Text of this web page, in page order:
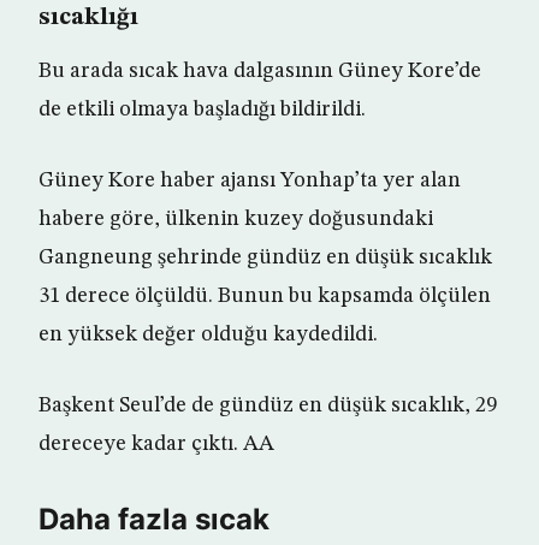
sıcaklığı
Bu arada sıcak hava dalgasının Güney Kore’de
de etkili olmaya başladığı bildirildi.
Güney Kore haber ajansı Yonhap’ta yer alan
habere göre, ülkenin kuzey doğusundaki
Gangneung şehrinde gündüz en düşük sıcaklık
31 derece ölçüldü. Bunun bu kapsamda ölçülen
en yüksek değer olduğu kaydedildi.
Başkent Seul’de de gündüz en düşük sıcaklık, 29
dereceye kadar çıktı. AA
Daha fazla sıcak